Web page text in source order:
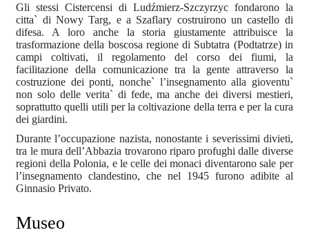
Gli stessi Cistercensi di Ludźmierz-Szczyrzyc fondarono la
citta` di Nowy Targ, e a Szaflary costruirono un castello di
difesa. A loro anche la storia giustamente attribuisce la
trasformazione della boscosa regione di Subtatra (Podtatrze) in
campi coltivati, il regolamento del corso dei fiumi, la
facilitazione della comunicazione tra la gente attraverso la
costruzione dei ponti, nonche` l’insegnamento alla gioventu`
non solo delle verita` di fede, ma anche dei diversi mestieri,
soprattutto quelli utili per la coltivazione della terra e per la cura
dei giardini.
Durante l’occupazione nazista, nonostante i severissimi divieti,
tra le mura dell’Abbazia trovarono riparo profughi dalle diverse
regioni della Polonia, e le celle dei monaci diventarono sale per
l’insegnamento clandestino, che nel 1945 furono adibite al
Ginnasio Privato.
Museo